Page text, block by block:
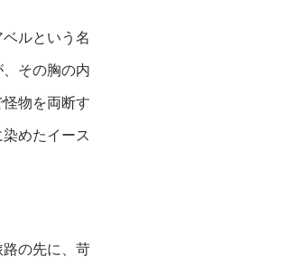
ルという名
その胸の内
物を両断す
めたイース
の先に、苛